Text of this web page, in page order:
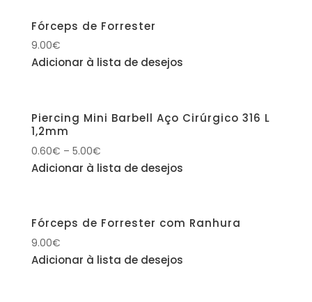
Fórceps de Forrester
9.00€
Adicionar à lista de desejos
Piercing Mini Barbell Aço Cirúrgico 316 L
1,2mm
0.60€ – 5.00€
Adicionar à lista de desejos
Fórceps de Forrester com Ranhura
9.00€
Adicionar à lista de desejos